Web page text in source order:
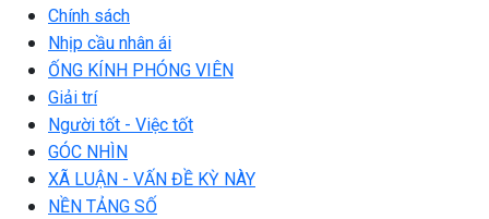
Chính sách
Nhịp cầu nhân ái
ỐNG KÍNH PHÓNG VIÊN
Giải trí
Người tốt - Việc tốt
GÓC NHÌN
XÃ LUẬN - VẤN ĐỀ KỲ NÀY
NỀN TẢNG SỐ